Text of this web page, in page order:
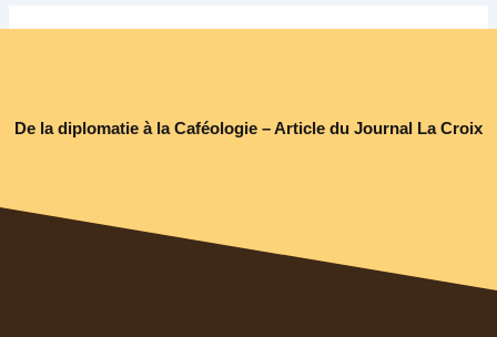
De la diplomatie à la Caféologie – Article du Journal La Croix